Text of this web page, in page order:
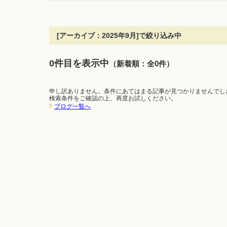
[アーカイブ：2025年9月]で絞り込み中
0件目を表示中 （新着順：全0件）
申し訳ありません。条件にあてはまる記事が見つかりませんでし
検索条件をご確認の上、再度お試しください。
ブログ一覧へ